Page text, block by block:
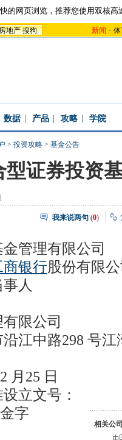
的网页浏览，推荐您使用双核高
地产 搜狗 新闻 -
数据 产品 攻略 学院
> 投资攻略 > 基金公告
型证券投资
我来说两句 (0)
管理有限公司
商银行股份有限
人
限公司
江中路298 号江
月25 日
立文号：
相关公
字